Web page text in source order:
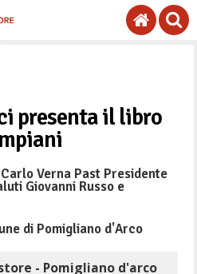
presenta il libro
Verna Past Presidente
Giovanni Russo e
di Pomigliano d'Arco
- Pomigliano d'arco